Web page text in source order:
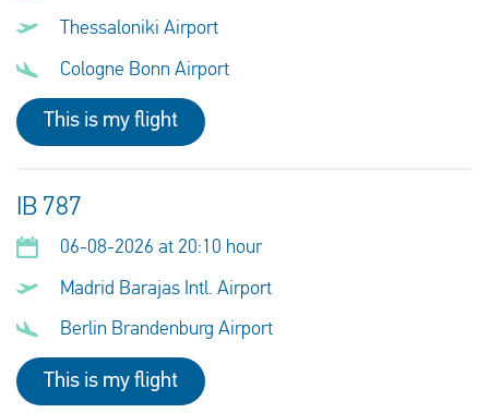
Thessaloniki Airport
Cologne Bonn Airport
This is my flight
IB 787
06-08-2026 at 20:10 hour
Madrid Barajas Intl. Airport
Berlin Brandenburg Airport
This is my flight